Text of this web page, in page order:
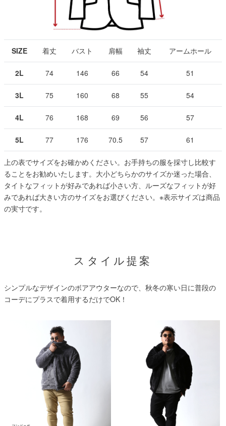
SIZE 着丈 バスト 肩幅 袖丈 アームホール
2L 74 146 66 54 51
3L 75 160 68 55 54
4L 76 168 69 56 57
5L 77 176 70.5 57 61
上の表でサイズをお確かめください。お手持ちの服を採寸し比較す
ることをお勧めいたします。大小どちらかのサイズか迷った場合、
タイトなフィットが好みであれば小さい方、ルーズなフィットが好
みであれば大きい方のサイズをお選びください。 ※表示サイズは商品
の実寸です。
スタイル提案
シンプルなデザインのボアアウターなので、秋冬の寒い日に普段の
コーデにプラスで着用するだけでOK！